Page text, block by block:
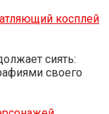
косплей
сиять:
своего